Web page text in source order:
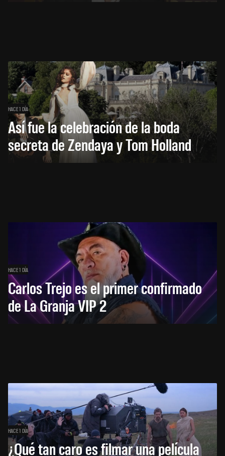
HACE 1 DÍA
Así fue la celebración de la boda
secreta de Zendaya y Tom Holland
HACE 1 DÍA
Carlos Trejo es el primer confirmado
de La Granja VIP 2
HACE 1 DÍA
¿Qué tan caro es filmar una película